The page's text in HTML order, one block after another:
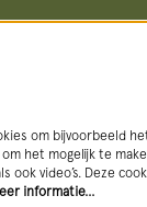
om bijvoorbeeld
het mogelijk te
ook video’s. Deze
informatie…